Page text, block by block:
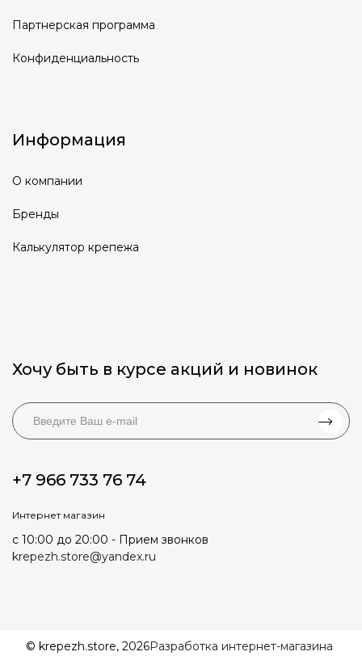
Партнерская программа
Конфиденциальность
Информация
О компании
Бренды
Калькулятор крепежа
Хочу быть в курсе акций и новинок
+7 966 733 76 74
Интернет магазин
с 10:00 до 20:00 - Прием звонков
krepezh.store@yandex.ru
© krepezh.store, 2026Разработка интернет-магазина